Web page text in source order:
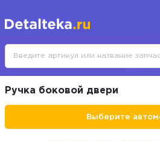
Ручка боковой двери
Выберите